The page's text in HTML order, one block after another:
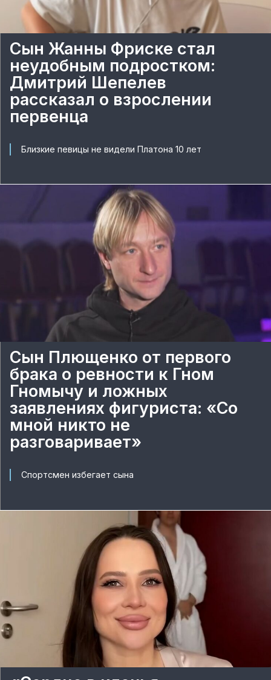
Сын Жанны Фриске стал
неудобным подростком:
Дмитрий Шепелев
рассказал о взрослении
первенца
Близкие певицы не видели Платона 10 лет
Сын Плющенко от первого
брака о ревности к Гном
Гномычу и ложных
заявлениях фигуриста: «Со
мной никто не
разговаривает»
Спортсмен избегает сына